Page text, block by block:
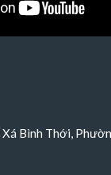
Bình Thới,